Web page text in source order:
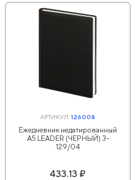
АРТИКУЛ:126008
Ежедневник недатированный
А5 LEADER (ЧЕРНЫЙ) 3-
129/04
433.13 ₽